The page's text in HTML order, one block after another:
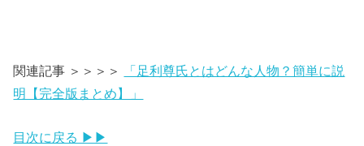
関連記事 ＞＞＞＞
「足利尊氏とはどんな人物？簡単に説
明【完全版まとめ】」
目次に戻る ▶▶